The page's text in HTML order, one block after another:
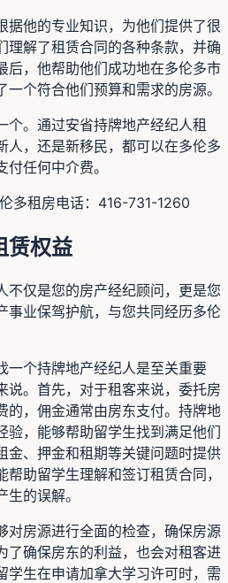
据他的专业知识，为他们提供了很
理解了租赁合同的各种条款，并确
后，他帮助他们成功地在多伦多市
个符合他们预算和需求的房源。
个。通过安省持牌地产经纪人租
人，还是新移民，都可以在多伦多
任何中介费。
多租房电话：416-731-1260
赁权益
不仅是您的房产经纪顾问，更是您
事业保驾护航，与您共同经历多伦
一个持牌地产经纪人是至关重要
说。首先，对于租客来说，委托房
的，佣金通常由房东支付。持牌地
验，能够帮助留学生找到满足他们
金、押金和租期等关键问题时提供
助留学生理解和签订租赁合同，
的误解。
对房源进行全面的检查，确保房源
了确保房东的利益，也会对租客进
学生在申请加拿大学习许可时，需